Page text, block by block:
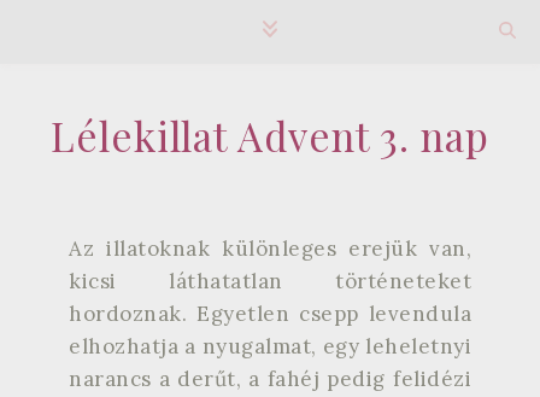
Lélekillat Advent 3. nap
Az illatoknak különleges erejük van,
kicsi láthatatlan történeteket
hordoznak. Egyetlen csepp levendula
elhozhatja a nyugalmat, egy leheletnyi
narancs a derűt, a fahéj pedig felidézi